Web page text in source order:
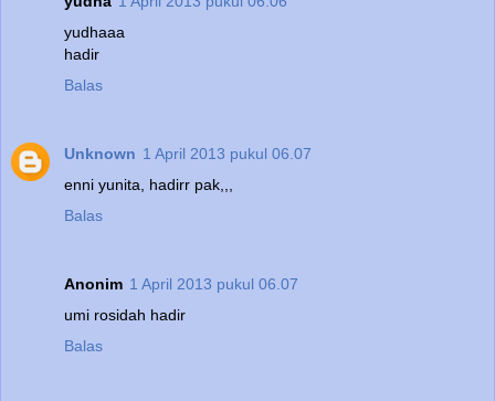
yudhaaa
hadir
Balas
Unknown 1 April 2013 pukul 06.07
enni yunita, hadirr pak,,,
Balas
Anonim 1 April 2013 pukul 06.07
umi rosidah hadir
Balas